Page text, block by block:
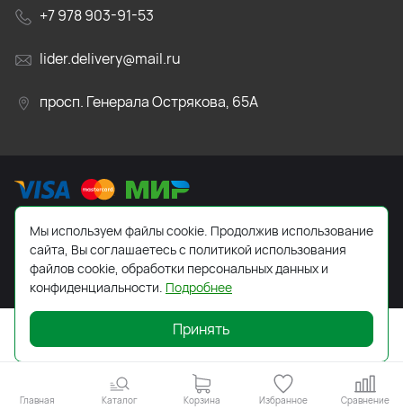
+7 978 903-91-53
lider.delivery@mail.ru
просп. Генерала Острякова, 65А
2026 © Все права защищены. Работает наReadyScript
Главная Каталог Корзина Избранное Сравнение
Мы используем файлы cookie. Продолжив использование
сайта, Вы соглашаетесь с политикой использования
файлов cookie, обработки персональных данных и
конфиденциальности. Подробнее
Принять